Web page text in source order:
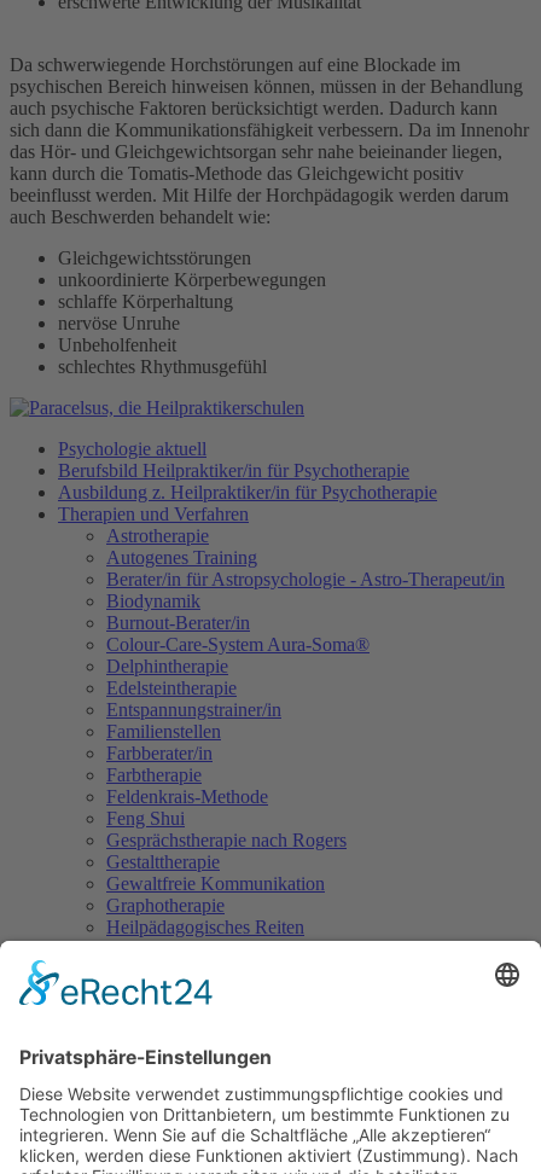
Da schwerwiegende Horchstörungen auf eine Blockade im
psychischen Bereich hinweisen können, müssen in der Behandlung
auch psychische Faktoren berücksichtigt werden. Dadurch kann
sich dann die Kommunikationsfähigkeit verbessern. Da im Innenohr
das Hör- und Gleichgewichtsorgan sehr nahe beieinander liegen,
kann durch die Tomatis-Methode das Gleichgewicht positiv
beeinflusst werden. Mit Hilfe der Horchpädagogik werden darum
auch Beschwerden behandelt wie:
Gleichgewichtsstörungen
unkoordinierte Körperbewegungen
schlaffe Körperhaltung
nervöse Unruhe
Unbeholfenheit
schlechtes Rhythmusgefühl
Psychologie aktuell
Berufsbild Heilpraktiker/in für Psychotherapie
Ausbildung z. Heilpraktiker/in für Psychotherapie
Therapien und Verfahren
Astrotherapie
Autogenes Training
Berater/in für Astropsychologie - Astro-Therapeut/in
Biodynamik
Burnout-Berater/in
Colour-Care-System Aura-Soma®
Delphintherapie
Edelsteintherapie
Entspannungstrainer/in
Familienstellen
Farbberater/in
Farbtherapie
Feldenkrais-Methode
Feng Shui
Gesprächstherapie nach Rogers
Gestalttherapie
Gewaltfreie Kommunikation
Graphotherapie
Heilpädagogisches Reiten
Integrative Paartherapie
Körperorientierte Psychotherapie
Lernberater/in & Lerntherapeut/in
Meditationsleiter/in
Natur- und Erlebnispädagoge/in
Neurolinguistisches Programmieren